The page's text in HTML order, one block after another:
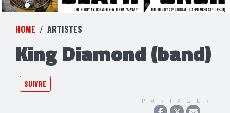
HOME ARTISTES
King Diamond (band)
SUIVRE
PARTAGER